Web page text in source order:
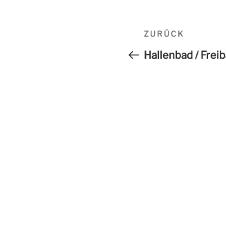
Beitrags-
Vorheriger
Beitrag
ZURÜCK
Hallenbad /